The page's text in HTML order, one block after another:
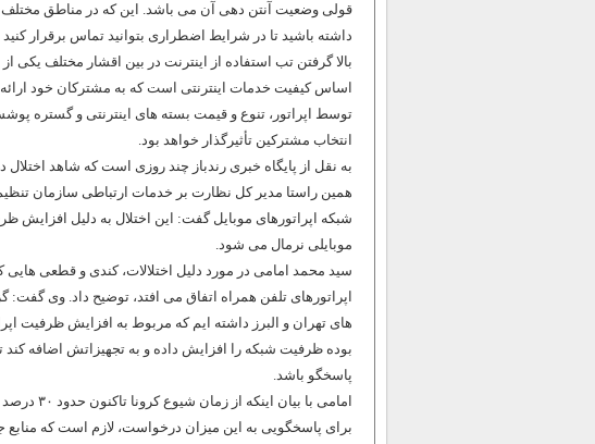
قولی وضعیت آنتن دهی آن می باشد. این که در مناطق
داشته باشید تا در شرایط اضطراری بتوانید تماس برقرار
بالا گرفتن تب استفاده از اینترنت در بین اقشار مختلف یکی
اساس کیفیت خدمات اینترنتی است که به مشترکان خود
توسط اپراتور، تنوع و قیمت بسته های اینترنتی و گستره
انتخاب مشترکین تأثیرگذار خواهد بود.
به نقل از پایگاه خبری رندباز چند روزی است که شاهد
همین راستا مدیر کل نظارت بر خدمات ارتباطی سازمان تنظیم
موبایلی نرمال می شود.
سید محمد امامی در مورد دلیل اختلالات، کندی و قطعی ‌هایی
اپراتورهای تلفن همراه اتفاق می ‌افتد، توضیح داد. وی
‌های تهران و البرز داشته ‌ایم که مربوط به افزایش ظرفیت
بوده ظرفیت شبکه را افزایش داده و به تجهیزاتش اضافه کند
پاسخگو باشد.
امامی با
برای پاسخگویی به این میزان درخواست، لازم است که منابع